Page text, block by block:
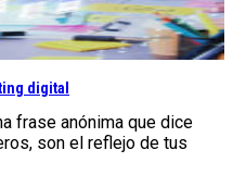
digital
frase anónima que dice
son el reflejo de tus